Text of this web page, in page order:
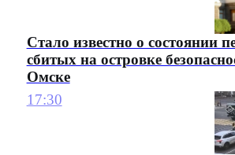
Стало известно о состоянии
сбитых на островке
Омске
17:30